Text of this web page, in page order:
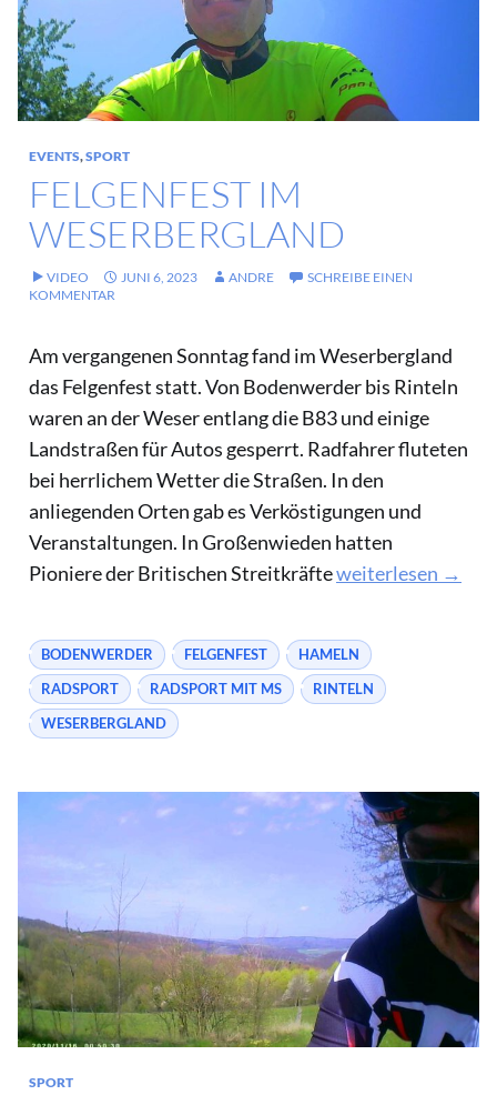
EVENTS,SPORT
FELGENFEST IM
WESERBERGLAND
VIDEO JUNI 6, 2023 ANDRE
SCHREIBE EINEN
KOMMENTAR
Am vergangenen Sonntag fand im Weserbergland
das Felgenfest statt. Von Bodenwerder bis Rinteln
waren an der Weser entlang die B83 und einige
Landstraßen für Autos gesperrt. Radfahrer fluteten
bei herrlichem Wetter die Straßen. In den
anliegenden Orten gab es Verköstigungen und
Veranstaltungen. In Großenwieden hatten
Pioniere der Britischen StreitkräfteFelgenfest im
weiterlesen →
BODENWERDER FELGENFEST
HAMELN
RADSPORT
RADSPORT MIT MS
RINTELN
WESERBERGLAND
SPORT